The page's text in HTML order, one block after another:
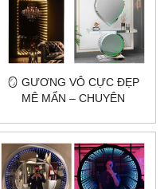
🪞 GƯƠNG VÔ CỰC ĐẸP
MÊ MẨN – CHUYÊN
GƯƠNG TRANG ĐIỂM,
GƯƠNG NHÀ TẮM